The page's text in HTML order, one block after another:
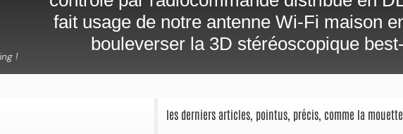
les derniers articles, pointus, précis, comme la mouette.